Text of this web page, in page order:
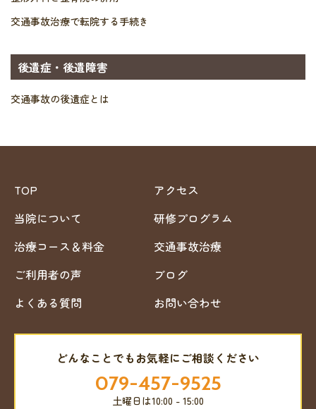
交通事故治療で転院する手続き
後遺症・後遺障害
交通事故の後遺症とは
TOP
当院について
治療コース＆料金
ご利用者の声
よくある質問
アクセス
研修プログラム
交通事故治療
ブログ
お問い合わせ
どんなことでもお気軽にご相談ください
079-457-9525
土曜日は10:00 - 15:00